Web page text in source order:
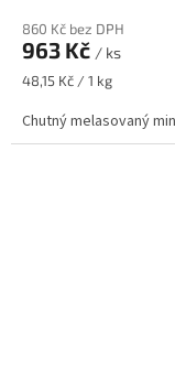
860 Kč bez DPH
963 Kč / ks
Měrná
48,15 Kč / 1 kg
Chutný melasovaný